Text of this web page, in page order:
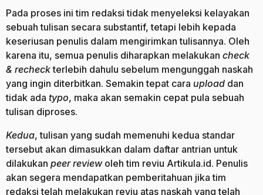
Pada proses ini tim redaksi tidak menyeleksi kelayakan
sebuah tulisan secara substantif, tetapi lebih kepada
keseriusan penulis dalam mengirimkan tulisannya. Oleh
karena itu, semua penulis diharapkan melakukan check
& recheckterlebih dahulu sebelum mengunggah naskah
yang ingin diterbitkan. Semakin tepat cara upload dan
tidak ada typo, maka akan semakin cepat pula sebuah
tulisan diproses.
Kedua, tulisan yang sudah memenuhi kedua standar
tersebut akan dimasukkan dalam daftar antrian untuk
dilakukan peer reviewoleh tim reviu Artikula.id. Penulis
akan segera mendapatkan pemberitahuan jika tim
redaksi telah melakukan reviu atas naskah yang telah